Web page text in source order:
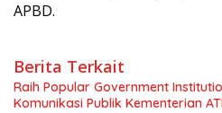
APBD.
Berita Terkait
Raih Popular Government
Komunikasi Publik Kementerian